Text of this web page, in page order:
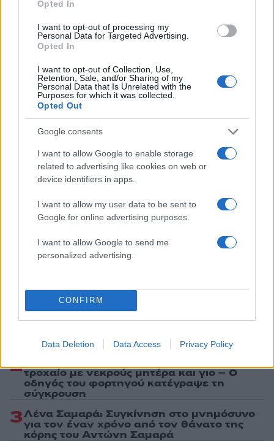
Opted In
I want to opt-out of processing my
Personal Data for Targeted Advertising.
Opted In
I want to opt-out of Collection, Use,
Retention, Sale, and/or Sharing of my
Personal Data that Is Unrelated with the
Purposes for which it was collected.
Opted Out
Google consents
I want to allow Google to enable storage
related to advertising like cookies on web or
device identifiers in apps.
I want to allow my user data to be sent to
Google for online advertising purposes.
I want to allow Google to send me
personalized advertising.
CONFIRM
Data Deletion Data Access Privacy Policy
Υποβολή σχολίου
Όροι Χρήσης. Το site προστατεύεται από reCAPTCHA, ισχύουν
Πολιτική Απορρήτου&Όροι Χρήσηςτης Google.
Lifestyle
ΤΙΝΑ ΜΕΣΣΑΡΟΠΟΥΛΟΥ
Share:
Ακολουθήστε το Νewsit.gr στο
τελευταία νέατης ημέρας
Πιο δημοφιλή
1 Marfin: Η 46χρονη πήρε προθεσμία για να
απολογηθεί την Τρίτη – «Είναι αθώα,
100.000 άτομα»
2τροχαίο με νεκρούς μητέρα και γιο – Ο
οδηγός του φορτηγού κατέγραψε τη
σύγκρουση
3Λένα Σαμαρά: Συγκίνηση στο μνημόσυνο
για τον έναν χρόνο από τον θάνατο της
κόρης του Αντώνη Σαμαρά